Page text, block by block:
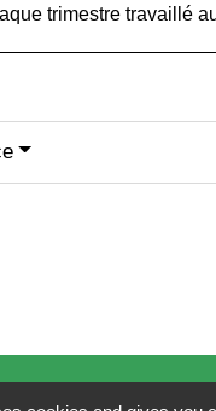
trimestre travaillé